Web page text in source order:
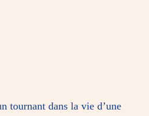
tournant dans la vie d’une